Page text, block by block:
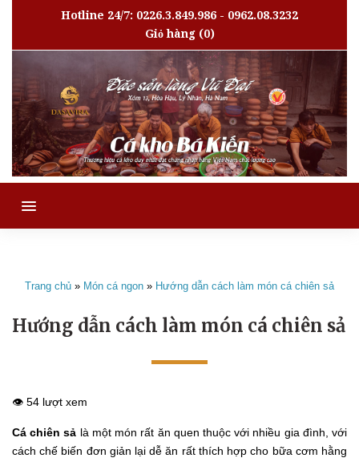
Hotline 24/7: 0226.3.849.986 - 0962.08.3232
Giỏ hàng(0)
MENU
Trang chủ » Món cá ngon » Hướng dẫn cách làm món cá chiên sả
Hướng dẫn cách làm món cá chiên sả
👁️ 54 lượt xem
Cá chiên sả là một món rất ăn quen thuộc với nhiều gia đình, với
cách chế biến đơn giản lại dễ ăn rất thích hợp cho bữa cơm hằng